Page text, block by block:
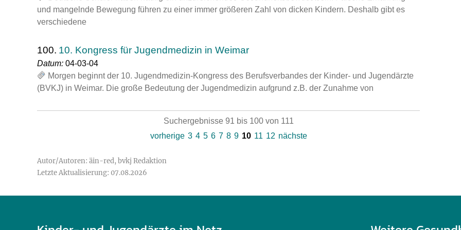
und mangelnde Bewegung führen zu einer immer größeren Zahl von dicken Kindern. Deshalb gibt es
verschiedene
100. 10. Kongress für Jugendmedizin in Weimar
Datum: 04-03-04
Morgen beginnt der 10. Jugendmedizin-Kongress des Berufsverbandes der Kinder- und Jugendärzte
(BVKJ) in Weimar. Die große Bedeutung der Jugendmedizin aufgrund z.B. der Zunahme von
Suchergebnisse 91 bis 100 von 111
vorherige 3 4 5 6 7 8 9 10 11 12 nächste
Autor/Autoren: äin-red, bvkj Redaktion
Letzte Aktualisierung: 07.08.2026